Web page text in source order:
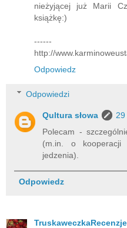
nieżyjącej już Marii
książkę:)
------
http://
Odpowiedz
Odpowiedzi
Qultura słowa
Polecam -
(m.in. o
jedzenia).
Odpowiedz